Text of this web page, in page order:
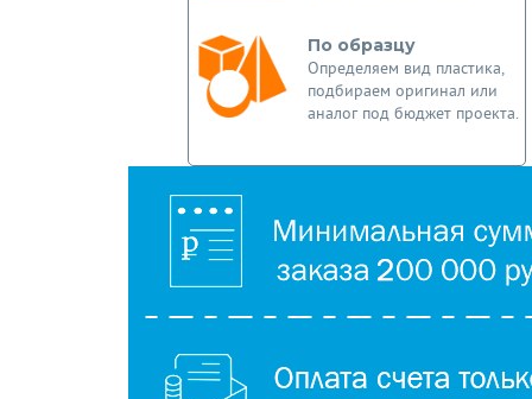
По образцу
Определяем вид пластика,
подбираем оригинал или
аналог под бюджет проекта.